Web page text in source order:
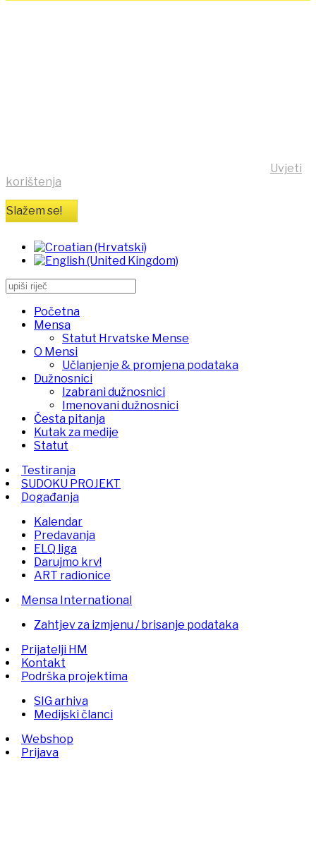
Uvjeti
korištenja
Slažem se!
Početna
Mensa
Statut Hrvatske Mense
O Mensi
Učlanjenje & promjena podataka
Dužnosnici
Izabrani dužnosnici
Imenovani dužnosnici
Česta pitanja
Kutak za medije
Statut
Testiranja
SUDOKU PROJEKT
Događanja
Kalendar
Predavanja
ELQ liga
Darujmo krv!
ART radionice
Mensa International
Zahtjev za izmjenu / brisanje podataka
Prijatelji HM
Kontakt
Podrška projektima
SIG arhiva
Medijski članci
Webshop
Prijava